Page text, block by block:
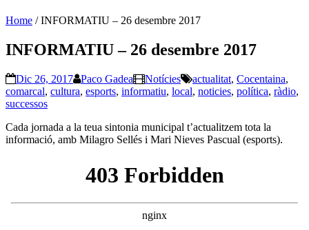
Home /INFORMATIU – 26 desembre 2017
INFORMATIU – 26 desembre 2017
Dic 26, 2017 Paco Gadea Notícies actualitat, Cocentaina,
comarcal, cultura, esports, informatiu, local, noticies, política, ràdio,
successos
Cada jornada a la teua sintonia municipal t’actualitzem tota la
informació, amb Milagro Sellés i Mari Nieves Pascual (esports).